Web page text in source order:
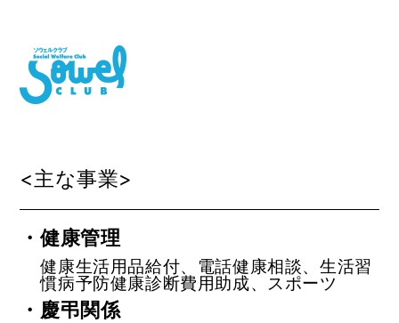
<主な事業>
・健康管理
健康生活用品給付、電話健康相談、生活習
慣病予防健康診断費用助成、スポーツ
・慶弔関係